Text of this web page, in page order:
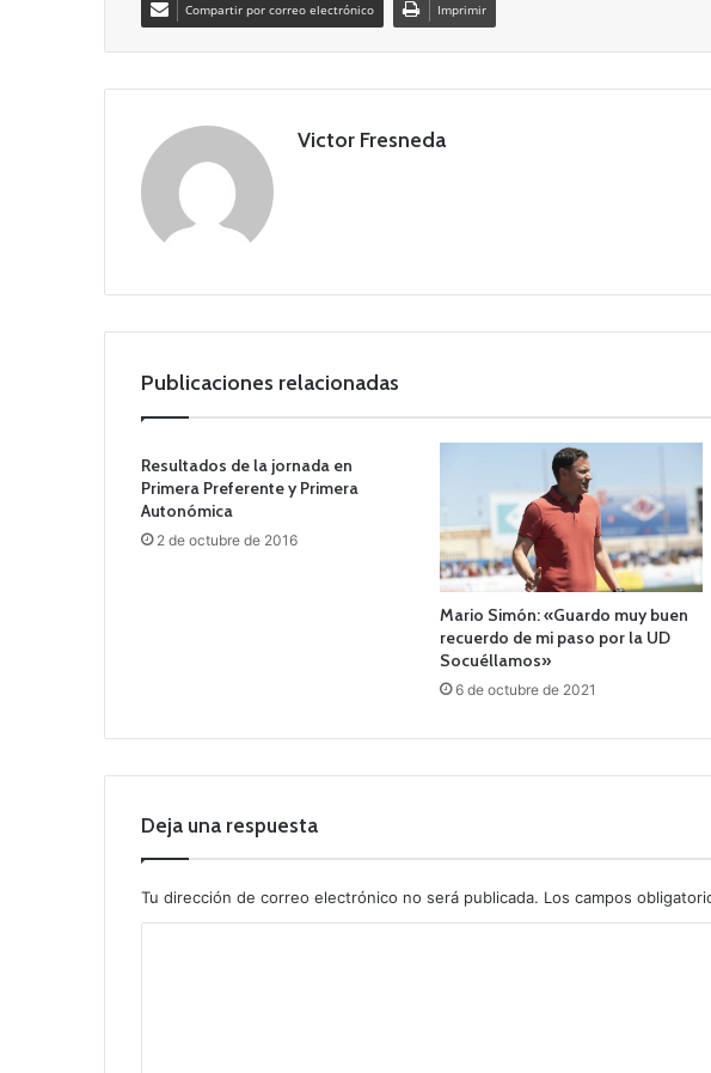
Compartir por correo electrónico Imprimir
Victor Fresneda
Publicaciones relacionadas
Resultados de la jornada en
Primera Preferente y Primera
Autonómica
2 de octubre de 2016
Mario Simón: «Guardo muy buen
recuerdo de mi paso por la UD
Socuéllamos»
6 de octubre de 2021
Deja una respuesta
Tu dirección de correo electrónico no será publicada. Los campos